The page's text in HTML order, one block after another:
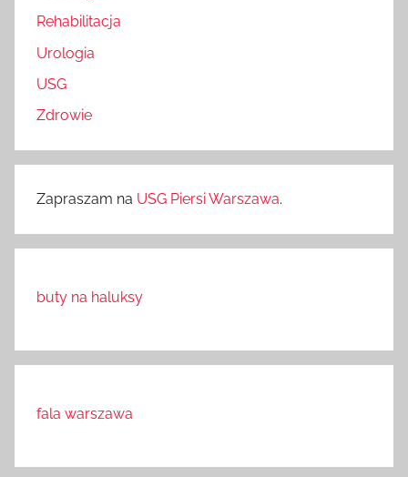
Rehabilitacja
Urologia
USG
Zdrowie
Zapraszam na USG Piersi Warszawa.
buty na haluksy
fala warszawa